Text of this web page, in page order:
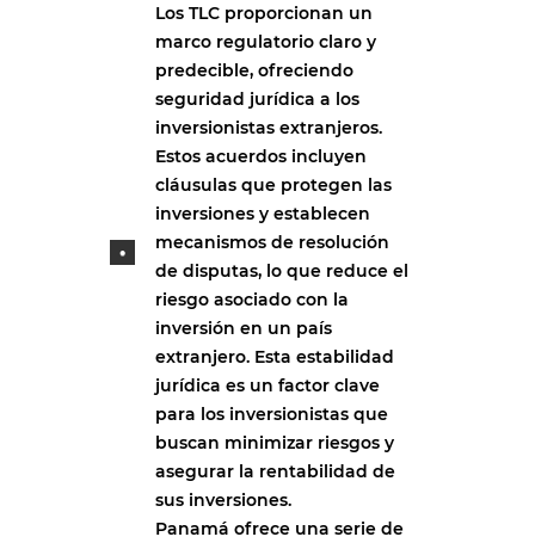
Los TLC proporcionan un
marco regulatorio claro y
predecible, ofreciendo
seguridad jurídica a los
inversionistas extranjeros.
Estos acuerdos incluyen
cláusulas que protegen las
inversiones y establecen
mecanismos de resolución
de disputas, lo que reduce el
riesgo asociado con la
inversión en un país
extranjero. Esta estabilidad
jurídica es un factor clave
para los inversionistas que
buscan minimizar riesgos y
asegurar la rentabilidad de
sus inversiones.
Panamá ofrece una serie de